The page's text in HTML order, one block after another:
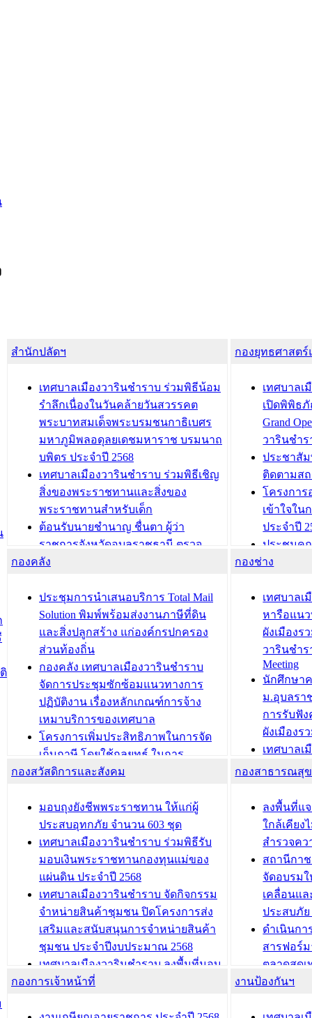
สำนักปลัดฯ
เทศบาลเมืองวารินชำราบ ร่วมพิธีน้อม
รำลึกเนื่องในวันคล้ายวันสวรรคต
พระบาทสมเด็จพระบรมชนกาธิเบศร
มหาภูมิพลอดุลยเดชมหาราช บรมนาถ
บพิตร ประจำปี 2568
เทศบาลเมืองวารินชำราบ ร่วมพิธีเชิญ
สิ่งของพระราชทานและสิ่งของ
พระราชทานสำหรับเด็ก
ต้อนรับนายชำนาญ ชื่นตา ผู้ว่า
ราชการจังหวัดอุบลราชธานี ตรวจ
ความเรียบร้อยของสถานที่ในการเตรี
องคมนตรี
สำนักทะเบียนท้องถิ่นเทศบาลเมือง
วารินชำราบ ดำเนินการมอบทะเบียน
บ้าน ทร.14 และบัตรประจำตัว
ประชาชนบุคคลประเภท 8 แก่บุคคลที่
ได้รับการเพิ่มชื่อในทะเบียนบ้าน
(ท.ร.14) กรณีคนไม่มีสัญชาติไทยได้รับ
อนุญาตให้มีถิ่นที่อยู่
ประชุมคณะกรรมการประเมินผลการ
ควบคุมภายในของ สำนัก/กอง/
โรงเรียน/ศูนย์พัฒนาเด็กเล็ก/สถานธนา
บทความ อื่นๆ ...
กองยุทธศาสต
เทศบาลเ
เปิดพิพิธภั
Grand
วารินชำร
ประชาสัม
ติดตามส
โครงกา
เข้าใจใน
ประจำปี
ประชุมค
ความเสี่ย
ประชุมที
ชีวา สร้า
ขับเคลื่อน
“เมืองแห่
บทความ อื่นๆ ...
กองคลัง
ประชุมการนำเสนอบริการ Total Mail
Solution พิมพ์พร้อมส่งงานภาษีที่ดิน
และสิ่งปลูกสร้าง แก่องค์กรปกครอง
ส่วนท้องถิ่น
กองคลัง เทศบาลเมืองวารินชำราบ
จัดการประชุมซักซ้อมแนวทางการ
ปฏิบัติงาน เรื่องหลักเกณฑ์การจ้าง
เหมาบริการของเทศบาล
โครงการเพิ่มประสิทธิภาพในการจัด
เก็บภาษี โดยใช้กลยุทธ์ ในการ
พัฒนาการจัดเก็บรายได้ ประจำปี พ.ศ.
เทศบาลเมืองวารินชำราบ ร่วมการ
ประชุมวิชาการระดับนานาชาติและ
นิทรรศการด้านนวัตกรรมท้องถิ่น 2568
และรับรางวัลทีมนักวิจัยดีเด่นจาก
นวัตกรรมโครงการทะเบียนภาษีป้าย
ประชุมผู้เช่าอาคารพาณิชย์ บริเวณ
ถนนเกษมสุขและถนนประทุมเทพภักดี
บทความ อื่นๆ ...
กองช่าง
เทศบาลเ
หารือแน
ผังเมืองร
วารินชำร
Meeting
นักศึกษา
ม.อุบลรา
การรับฟั
ผังเมืองร
เทศบาลเ
โครงการ
เทศบาล
รับฟังคว
ผังเมือง
วารินชำ
เทศบาล
ซักซ้อมแ
ประโยช
บทความ อื่นๆ ...
กองสวัสดิการและสังคม
มอบถุงยังชีพพระราชทาน ให้แก่ผู้
ประสบอุทกภัย จำนวน 603 ชุด
เทศบาลเมืองวารินชำราบ ร่วมพิธีรับ
มอบเงินพระราชทานกองทุนแม่ของ
แผ่นดิน ประจำปี 2568
เทศบาลเมืองวารินชำราบ จัดกิจกรรม
จำหน่ายสินค้าชุมชน ปิดโครงการส่ง
เสริมและสนับสนุนการจำหน่ายสินค้า
ชุมชน ประจำปีงบประมาณ 2568
เทศบาลเมืองวารินชำราบ ลงพื้นที่มอบ
น้ำดื่มแก่ผู้พักอาศัย ณ ศูนย์พักพิง
กองสาธารณสุ
ลงพื้นที่แ
ใกล้เคียง
สำรวจค
สถานีกา
จัดอบรม
เคลื่อนแ
ประสบภั
ดำเนินกา
สารฟอร์
ตลาดสดเ
วารินชำร
กองการเจ้าหน้าที่ งานป้องกันฯ